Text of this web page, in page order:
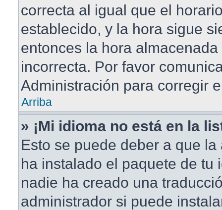
correcta al igual que el
establecido, y la hora sigue
entonces la hora
incorrecta. Por favor
Administración para corregir
Arriba
» ¡Mi idioma no está en la
Esto se puede deber a que
ha instalado el paquete de tu
nadie ha creado una
administrador si puede